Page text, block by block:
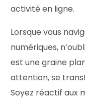
activité en ligne.
Lorsque vous
numériques,
est une graine
attention, se
Soyez réactif aux